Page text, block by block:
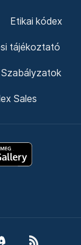
Etikai kódex
tájékoztató
Szabályzatok
Sales